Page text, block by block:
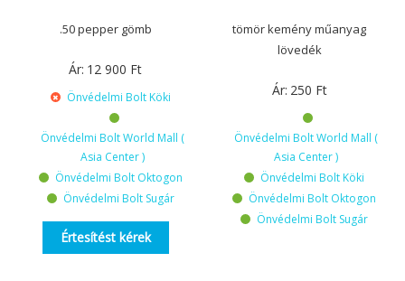
.50 pepper gömb
Ár: 12 900 Ft
Önvédelmi Bolt Köki
Önvédelmi Bolt World Mall (
Asia Center )
Önvédelmi Bolt Oktogon
Önvédelmi Bolt Sugár
Értesítést kérek
tömör kemény műanyag
lövedék
Ár: 250 Ft
Önvédelmi Bolt World Mall (
Asia Center )
Önvédelmi Bolt Köki
Önvédelmi Bolt Oktogon
Önvédelmi Bolt Sugár